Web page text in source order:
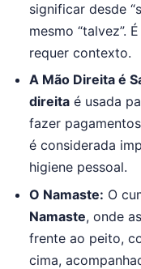
significar desde
mesmo “talvez”.
requer contexto.
A Mão Direita é
direita é usada
fazer
é considerada
higiene pessoal.
O Namaste: O
Namaste, onde
frente ao peito,
cima,